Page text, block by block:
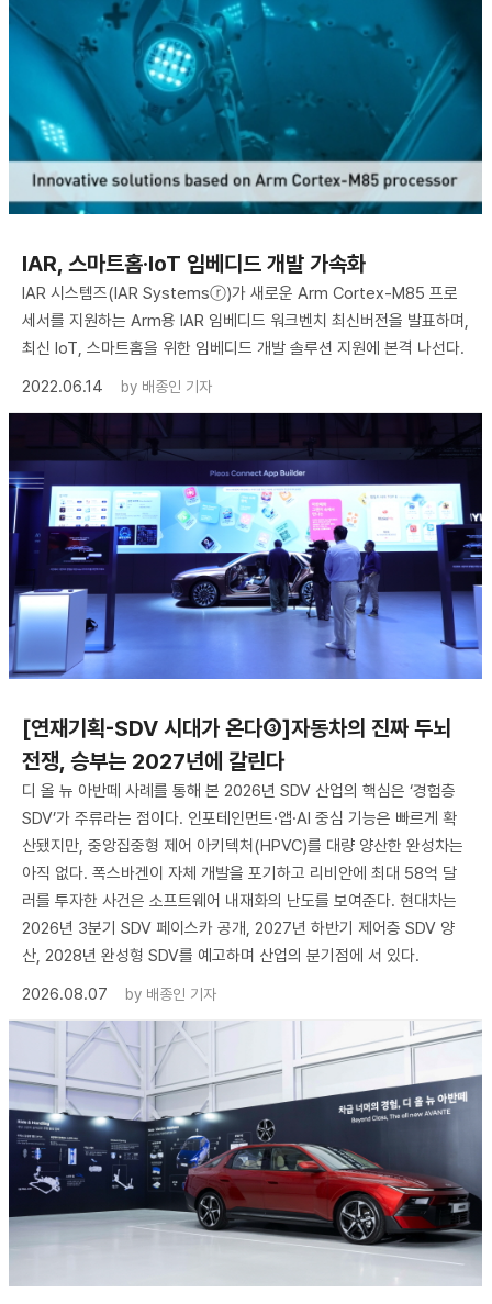
IAR, 스마트홈·IoT 임베디드 개발 가속화
IAR 시스템즈(IAR Systemsⓡ)가 새로운 Arm Cortex-M85 프로
세서를 지원하는 Arm용 IAR 임베디드 워크벤치 최신버전을 발표하며,
최신 IoT, 스마트홈을 위한 임베디드 개발 솔루션 지원에 본격 나선다.
2022.06.14
by 배종인 기자
[연재기획-SDV 시대가 온다③]자동차의 진짜 두뇌
전쟁, 승부는 2027년에 갈린다
디 올 뉴 아반떼 사례를 통해 본 2026년 SDV 산업의 핵심은 ‘경험층
SDV’가 주류라는 점이다. 인포테인먼트·앱·AI 중심 기능은 빠르게 확
산됐지만, 중앙집중형 제어 아키텍처(HPVC)를 대량 양산한 완성차는
아직 없다. 폭스바겐이 자체 개발을 포기하고 리비안에 최대 58억 달
러를 투자한 사건은 소프트웨어 내재화의 난도를 보여준다. 현대차는
2026년 3분기 SDV 페이스카 공개, 2027년 하반기 제어층 SDV 양
산, 2028년 완성형 SDV를 예고하며 산업의 분기점에 서 있다.
2026.08.07
by 배종인 기자